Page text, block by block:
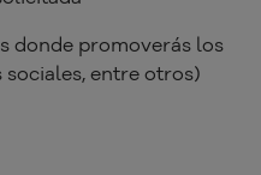
donde promoverás los
sociales, entre otros)